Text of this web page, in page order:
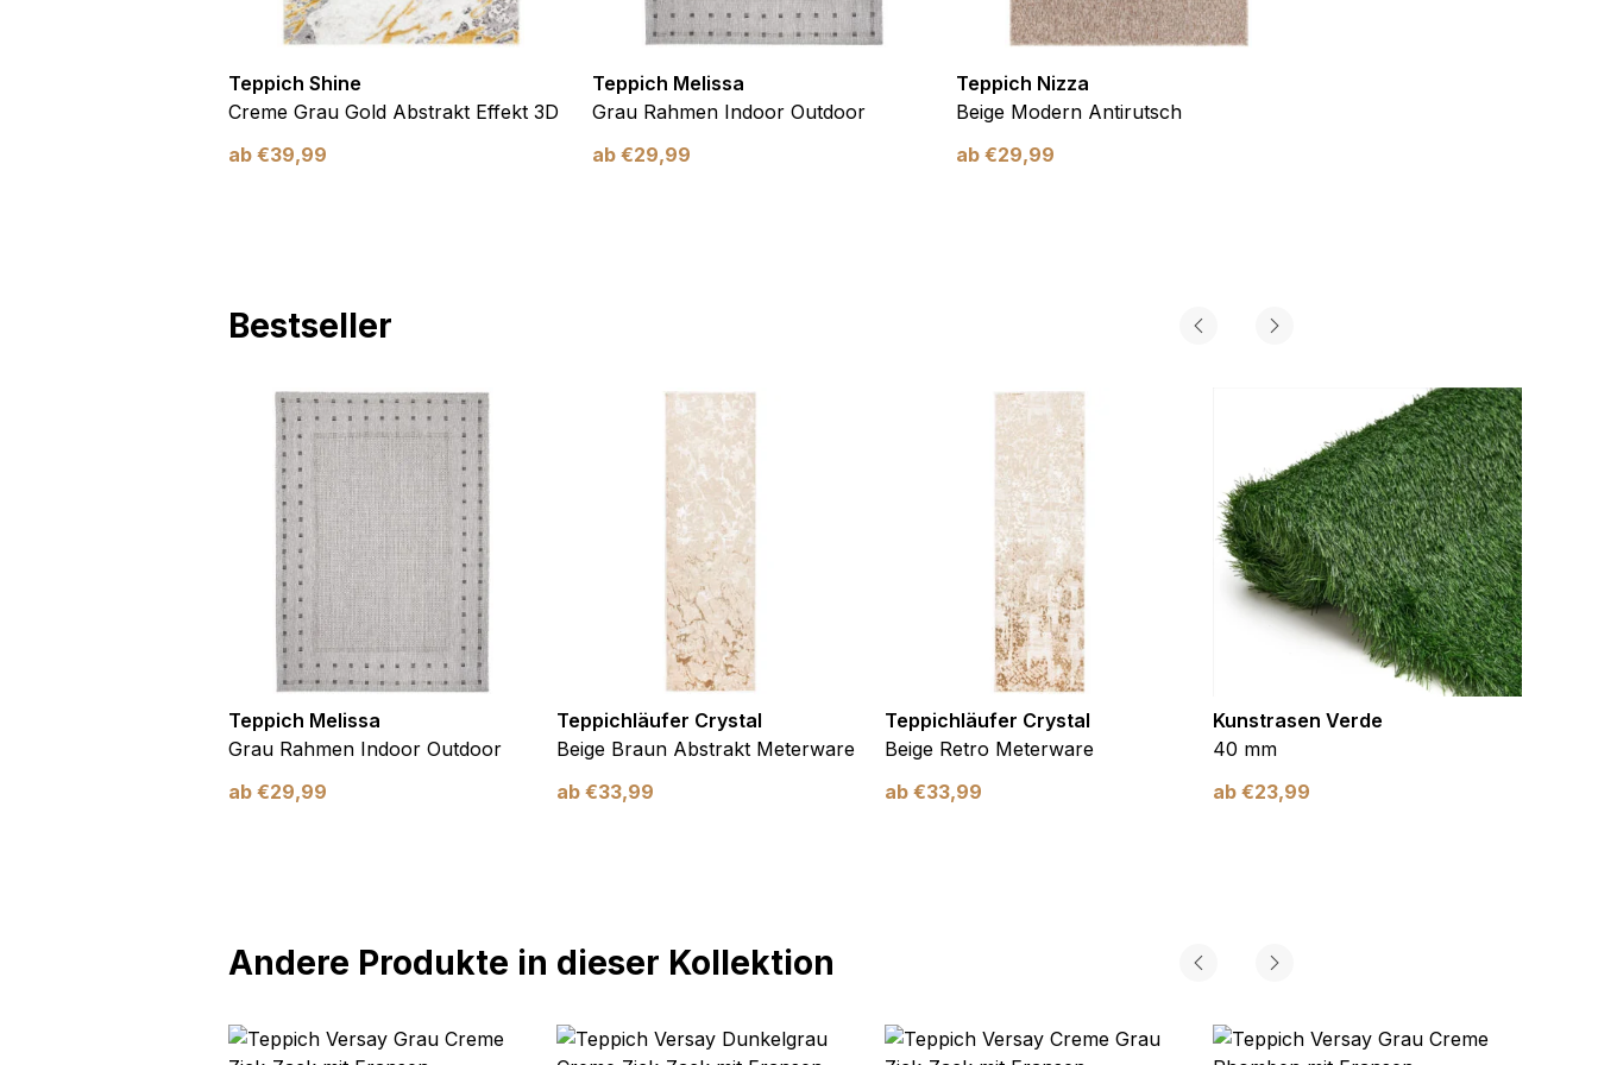
Teppich Shine
Creme Grau Gold Abstrakt Effekt 3D
ab €39,99
Teppich Melissa
Grau Rahmen Indoor Outdoor
ab €29,99
Teppich Nizza
Beige Modern Antirutsch
ab €29,99
Bestseller
Teppich Melissa
Grau Rahmen Indoor Outdoor
ab €29,99
Teppichläufer Crystal
Beige Braun Abstrakt Meterware
ab €33,99
Teppichläufer Crystal
Beige Retro Meterware
ab €33,99
Kunstrasen Verde
40 mm
ab €23,99
Andere Produkte in dieser Kollektion